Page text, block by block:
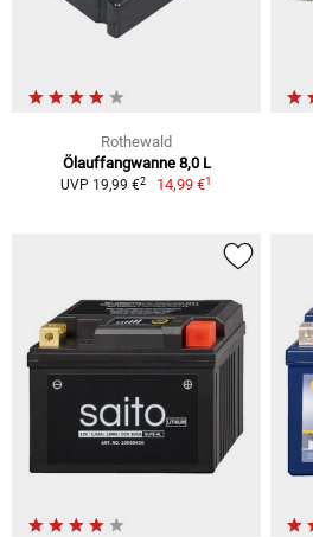
Rothewald
Ölauffangwanne 8,0 L
UVP 19,99 €2 14,99 €1